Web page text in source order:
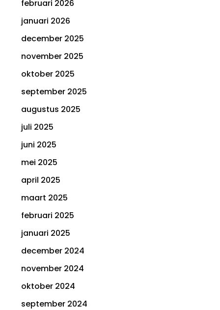
februari 2026
januari 2026
december 2025
november 2025
oktober 2025
september 2025
augustus 2025
juli 2025
juni 2025
mei 2025
april 2025
maart 2025
februari 2025
januari 2025
december 2024
november 2024
oktober 2024
september 2024